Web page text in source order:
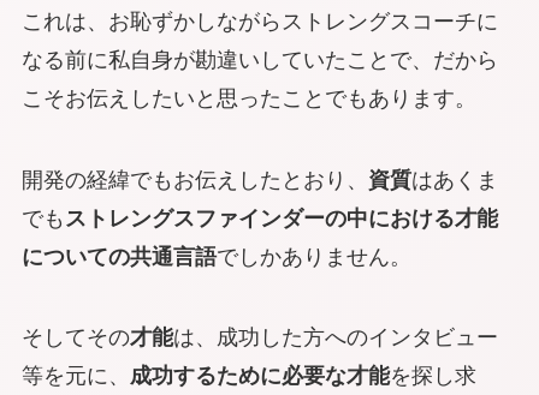
これは、お恥ずかしながらストレングスコーチに
なる前に私自身が勘違いしていたことで、だから
こそお伝えしたいと思ったことでもあります。
開発の経緯でもお伝えしたとおり、 資質はあくま
でも ストレングスファインダーの中における才能
についての共通言語でしかありません。
そしてその才能は、成功した方へのインタビュー
等を元に、 成功するために必要な才能を探し求